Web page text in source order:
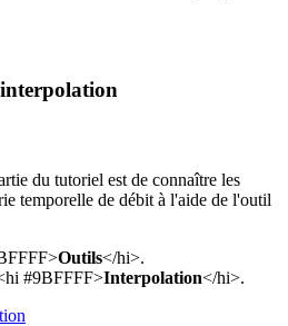
du tutoriel est de connaître les
temporelle de débit à l'aide de l'outil
Outils</hi>.
#9BFFFF>Interpolation</hi>.